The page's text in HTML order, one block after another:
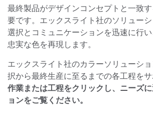
最終製品がデザインコンセプトと一致
要です。エックスライト社のソリュー
選択とコミュニケーションを迅速に行
忠実な色を再現します。
エックスライト社のカラーソリューシ
択から最終生産に至るまでの各工程をサ
作業または工程をクリックし、ニーズ
ョンをご覧ください。